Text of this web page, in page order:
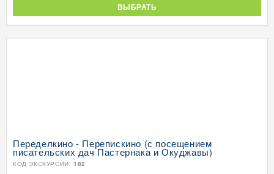
ВЫБРАТЬ
Переделкино - Перепискино (с посещением
писательских дач Пастернака и Окуджавы)
КОД ЭКСКУРСИИ: 182